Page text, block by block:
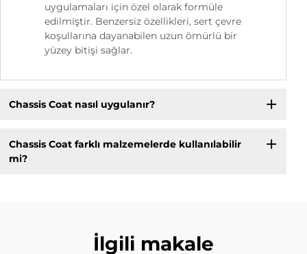
uygulamaları için özel olarak formüle
edilmiştir. Benzersiz özellikleri, sert çevre
koşullarına dayanabilen uzun ömürlü bir
yüzey bitişi sağlar.
Chassis Coat nasıl uygulanır?
Chassis Coat farklı malzemelerde kullanılabilir
mi?
İlgili makale